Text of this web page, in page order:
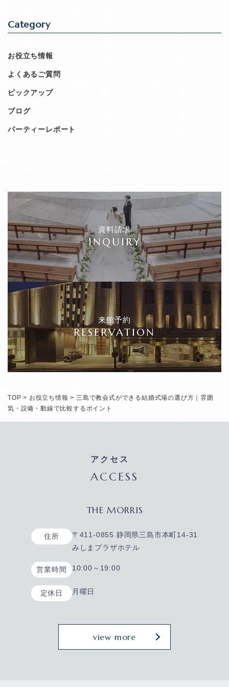
Category
お役立ち情報
よくあるご質問
ピックアップ
ブログ
パーティーレポート
資料請求
INQUIRY
来館予約
RESERVATION
TOP > お役立ち情報 > 三島で教会式ができる結婚式場の選び方｜雰囲
気・設備・動線で比較するポイント
アクセス
ACCESS
THE MORRIS
住所
〒411-0855 静岡県三島市本町14-31
みしまプラザホテル
営業時間 10:00～19:00
定休日 月曜日
view more